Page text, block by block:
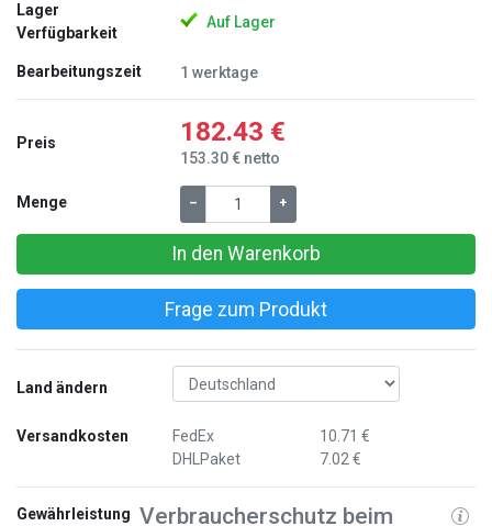
Lager
Verfügbarkeit
Auf Lager
Bearbeitungszeit 1 werktage
Preis 182.43 €
153.30 € netto
Menge – +
In den Warenkorb
Frage zum Produkt
Land ändern
Versandkosten
FedEx
DHLPaket
10.71 €
7.02 €
Gewährleistung Verbraucherschutz beim